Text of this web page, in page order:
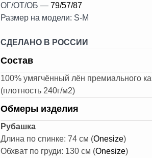
ОГ/ОТ/ОБ — 79/57/87
Размер на модели: S-M
СДЕЛАНО В РОССИИ
Состав
100% умягчённый лён премиального
(плотность 240г/м2)
Обмеры изделия
Рубашка
Длина по спинке: 74 см (Onesize)
Обхват по груди: 130 см (Onesize)